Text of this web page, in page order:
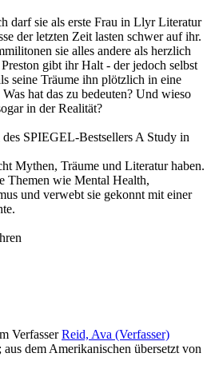
darf sie als erste Frau in Llyr Literatur
der letzten Zeit lasten schwer auf ihr.
sie alles andere als herzlich
gibt ihr Halt - der jedoch selbst
seine Träume ihn plötzlich in eine
hat das zu bedeuten? Und wieso
in der Realität?
SPIEGEL-Bestsellers A Study in
Mythen, Träume und Literatur haben.
Themen wie Mental Health,
und verwebt sie gekonnt mit einer
Verfasser Reid, Ava (Verfasser)
dem Amerikanischen übersetzt von